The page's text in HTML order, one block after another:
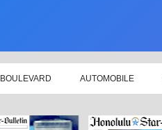
BOULEVARD AUTOMOBILE